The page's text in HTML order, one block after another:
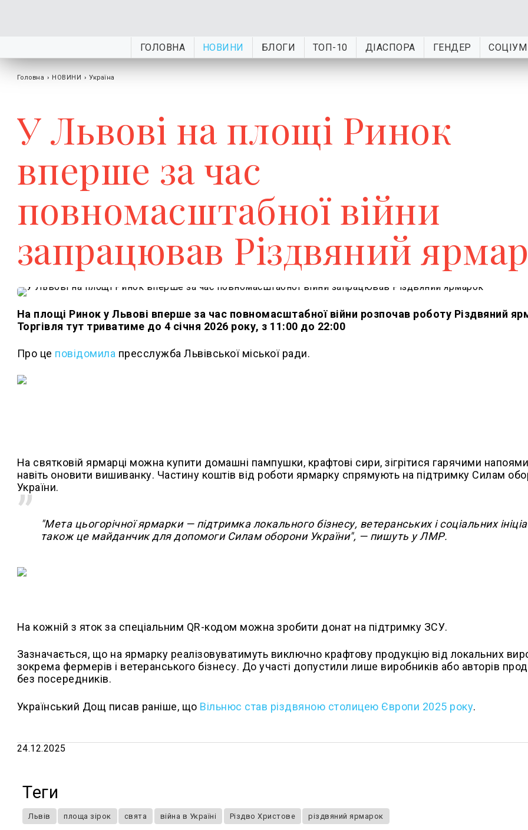
ГОЛОВНА НОВИНИ БЛОГИ ТОП-10 ДІАСПОРА ГЕНДЕР СОЦІУМ
Головна › НОВИНИ › Україна
У Львові на площі Ринок
вперше за час
повномасштабної війни
запрацював Різдвяний
На площі Ринок у Львові вперше за час повномасштабної війни розпочав роботу Різдвяний
Торгівля тут триватиме до 4 січня 2026 року, з 11:00 до 22:00
Про це повідомила пресслужба Львівської міської ради.
На святковій ярмарці можна купити домашні пампушки, крафтові сири, зігрітися гарячими
навіть оновити вишиванку. Частину коштів від роботи ярмарку спрямують на підтримку Силам
України.
"Мета цьогорічної ярмарки — підтримка локального бізнесу, ветеранських і соціальних
також це майданчик для допомоги Силам оборони України", — пишуть у ЛМР.
На кожній з яток за спеціальним QR-кодом можна зробити донат на підтримку ЗСУ.
Зазначається, що на ярмарку реалізовуватимуть виключно крафтову продукцію від локальних
зокрема фермерів і ветеранського бізнесу. До участі допустили лише виробників або авторів
без посередників.
Український Дощ писав раніше, що Вільнюс став різдвяною столицею Європи 2025 року.
24.12.2025
Теги
Львів площа зірок свята війна в Україні Різдво Христове різдвяний ярмарок